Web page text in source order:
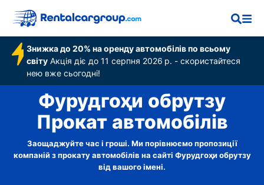
Знижка до 20% на оренду автомобілів по всьому
світу Акція діє до 11 серпня 2026 р. - скористайтеся
нею вже сьогодні!
Фурудгоҳи обрутзу
Прокат автомобілів
Заощаджуйте час і гроші. Ми порівнюємо пропозиції
компаній з прокату автомобілів на сайті Фурудгоҳи обрутзу
від вашого імені.